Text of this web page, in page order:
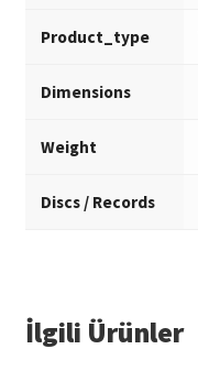
Product_type
Dimensions
Weight
Discs / Records
İlgili Ürünler